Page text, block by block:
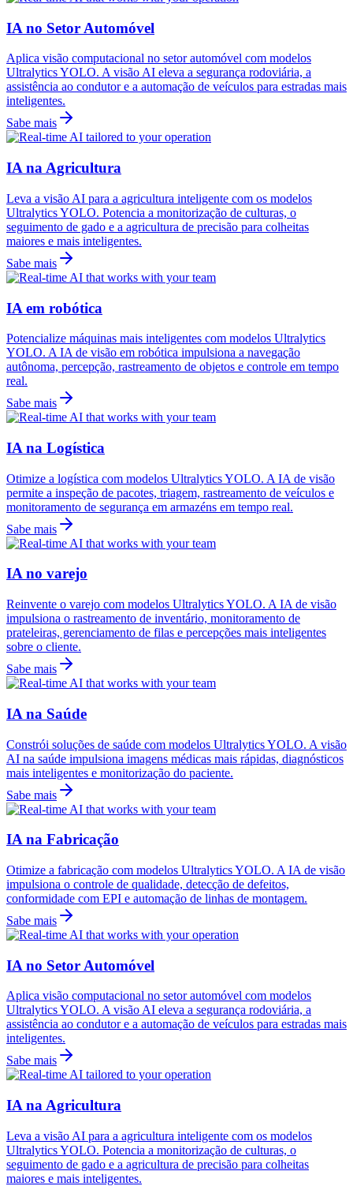
IA no Setor Automóvel
Aplica visão computacional no setor automóvel com modelos
Ultralytics YOLO. A visão AI eleva a segurança rodoviária, a
assistência ao condutor e a automação de veículos para estradas mais
inteligentes.
Sabe mais
IA na Agricultura
Leva a visão AI para a agricultura inteligente com os modelos
Ultralytics YOLO. Potencia a monitorização de culturas, o
seguimento de gado e a agricultura de precisão para colheitas
maiores e mais inteligentes.
Sabe mais
IA em robótica
Potencialize máquinas mais inteligentes com modelos Ultralytics
YOLO. A IA de visão em robótica impulsiona a navegação
autônoma, percepção, rastreamento de objetos e controle em tempo
real.
Sabe mais
IA na Logística
Otimize a logística com modelos Ultralytics YOLO. A IA de visão
permite a inspeção de pacotes, triagem, rastreamento de veículos e
monitoramento de segurança em armazéns em tempo real.
Sabe mais
IA no varejo
Reinvente o varejo com modelos Ultralytics YOLO. A IA de visão
impulsiona o rastreamento de inventário, monitoramento de
prateleiras, gerenciamento de filas e percepções mais inteligentes
sobre o cliente.
Sabe mais
IA na Saúde
Constrói soluções de saúde com modelos Ultralytics YOLO. A visão
AI na saúde impulsiona imagens médicas mais rápidas, diagnósticos
mais inteligentes e monitorização do paciente.
Sabe mais
IA na Fabricação
Otimize a fabricação com modelos Ultralytics YOLO. A IA de visão
impulsiona o controle de qualidade, detecção de defeitos,
conformidade com EPI e automação de linhas de montagem.
Sabe mais
IA no Setor Automóvel
Aplica visão computacional no setor automóvel com modelos
Ultralytics YOLO. A visão AI eleva a segurança rodoviária, a
assistência ao condutor e a automação de veículos para estradas mais
inteligentes.
Sabe mais
IA na Agricultura
Leva a visão AI para a agricultura inteligente com os modelos
Ultralytics YOLO. Potencia a monitorização de culturas, o
seguimento de gado e a agricultura de precisão para colheitas
maiores e mais inteligentes.